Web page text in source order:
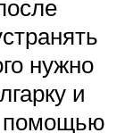
нужно
и
помощью